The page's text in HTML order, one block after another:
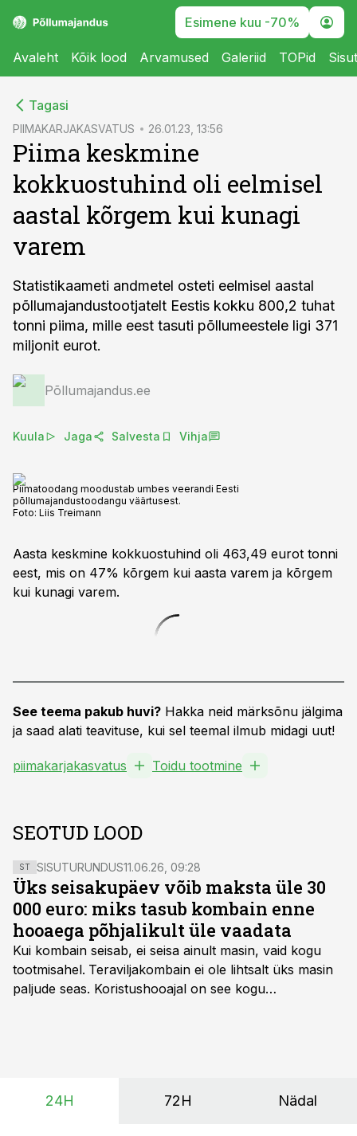
Esimene kuu -70%
Avaleht Kõik lood Arvamused Galeriid TOPid
Tagasi
PIIMAKARJAKASVATUS 26.01.23, 13:56
Piima keskmine
kokkuostuhind oli eelmisel
aastal kõrgem kui kunagi
varem
Statistikaameti andmetel osteti eelmisel aastal
põllumajandustootjatelt Eestis kokku 800,2 tuhat
tonni piima, mille eest tasuti põllumeestele ligi 371
miljonit eurot.
Põllumajandus.ee
Kuula Jaga Salvesta Vihja
Piimatoodang moodustab umbes veerandi Eesti
põllumajandustoodangu väärtusest.
Foto: Liis Treimann
Aasta keskmine kokkuostuhind oli 463,49 eurot tonni
eest, mis on 47% kõrgem kui aasta varem ja kõrgem
kui kunagi varem.
See teema pakub huvi? Hakka neid märksõnu jälgima
ja saad alati teavituse, kui sel teemal ilmub midagi uut!
piimakarjakasvatus Toidu tootmine
SEOTUD LOOD
ST SISUTURUNDUS11.06.26, 09:28
Üks seisakupäev võib maksta üle 30
000 euro: miks tasub kombain enne
hooaega põhjalikult üle vaadata
Kui kombain seisab, ei seisa ainult masin, vaid kogu
tootmisahel. Teraviljakombain ei ole lihtsalt üks masin
paljude seas. Koristushooajal on see kogu
24H 72H Nädal